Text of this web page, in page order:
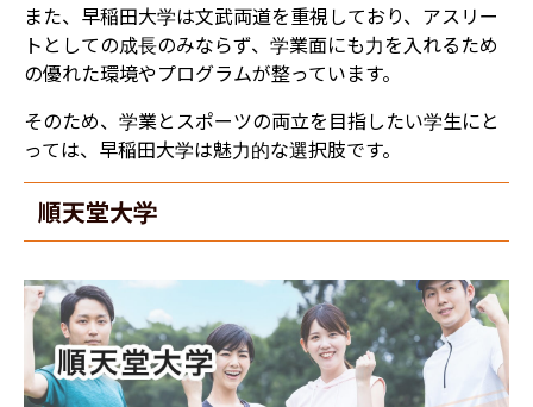
また、早稲田大学は文武両道を重視しており、アスリー
トとしての成長のみならず、学業面にも力を入れるため
の優れた環境やプログラムが整っています。
そのため、学業とスポーツの両立を目指したい学生にと
っては、早稲田大学は魅力的な選択肢です。
順天堂大学